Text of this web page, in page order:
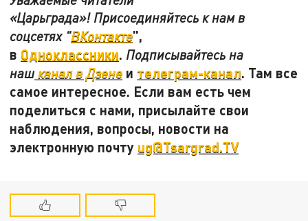
«Царьграда»! Присоединяйтесь к нам в
соцсетях "ВКонтакте",
в Одноклассники. Подписывайтесь на
наш канал в Дзене и телеграм-канал. Там все
самое интересное. Если вам есть чем
поделиться с нами, присылайте свои
наблюдения, вопросы, новости на
электронную почту ug@Tsargrad.TV